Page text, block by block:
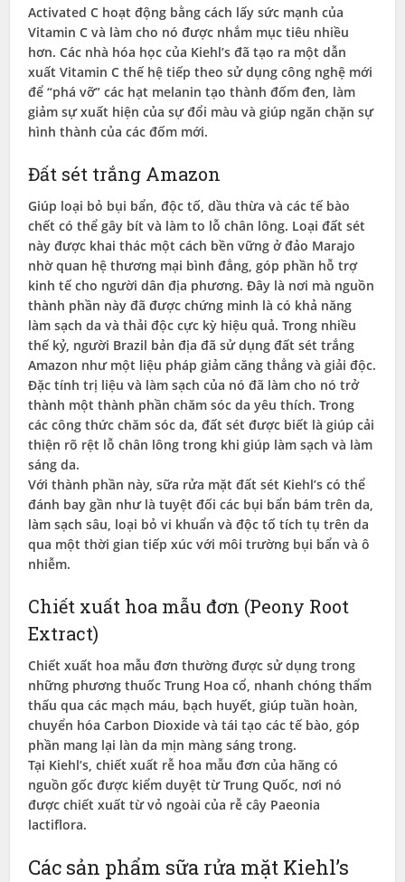
Activated C hoạt động bằng cách lấy sức mạnh của
Vitamin C và làm cho nó được nhắm mục tiêu nhiều
hơn. Các nhà hóa học của Kiehl’s đã tạo ra một dẫn
xuất Vitamin C thế hệ tiếp theo sử dụng công nghệ mới
để “phá vỡ” các hạt melanin tạo thành đốm đen, làm
giảm sự xuất hiện của sự đổi màu và giúp ngăn chặn sự
hình thành của các đốm mới.
Đất sét trắng Amazon
Giúp loại bỏ bụi bẩn, độc tố, dầu thừa và các tế bào
chết có thể gây bít và làm to lỗ chân lông. Loại đất sét
này được khai thác một cách bền vững ở đảo Marajo
nhờ quan hệ thương mại bình đẳng, góp phần hỗ trợ
kinh tế cho người dân địa phương. Đây là nơi mà nguồn
thành phần này đã được chứng minh là có khả năng
làm sạch da và thải độc cực kỳ hiệu quả. Trong nhiều
thế kỷ, người Brazil bản địa đã sử dụng đất sét trắng
Amazon như một liệu pháp giảm căng thẳng và giải độc.
Đặc tính trị liệu và làm sạch của nó đã làm cho nó trở
thành một thành phần chăm sóc da yêu thích. Trong
các công thức chăm sóc da, đất sét được biết là giúp cải
thiện rõ rệt lỗ chân lông trong khi giúp làm sạch và làm
sáng da.
Với thành phần này, sữa rửa mặt đất sét Kiehl’s có thể
đánh bay gần như là tuyệt đối các bụi bẩn bám trên da,
làm sạch sâu, loại bỏ vi khuẩn và độc tố tích tụ trên da
qua một thời gian tiếp xúc với môi trường bụi bẩn và ô
nhiễm.
Chiết xuất hoa mẫu đơn (Peony Root
Extract)
Chiết xuất hoa mẫu đơn thường được sử dụng trong
những phương thuốc Trung Hoa cổ, nhanh chóng thẩm
thấu qua các mạch máu, bạch huyết, giúp tuần hoàn,
chuyển hóa Carbon Dioxide và tái tạo các tế bào, góp
phần mang lại làn da mịn màng sáng trong.
Tại Kiehl’s, chiết xuất rễ hoa mẫu đơn của hãng có
nguồn gốc được kiểm duyệt từ Trung Quốc, nơi nó
được chiết xuất từ ​​vỏ ngoài của rễ cây Paeonia
lactiflora.
Các sản phẩm sữa rửa mặt Kiehl’s